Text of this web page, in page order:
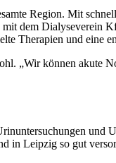
Region. Mit
dem Dialyseverein
Therapien und eine
„Wir können akute
und
in Leipzig so gut